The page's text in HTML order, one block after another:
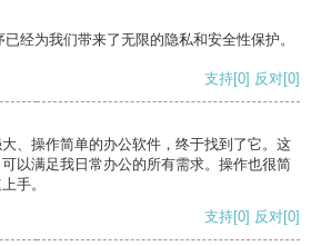
经为我们带来了无限的隐私和安全性保护。
支持[0] 反对[0]
、操作简单的办公软件，终于找到了它。这
以满足我日常办公的所有需求。操作也很简
手。
支持[0] 反对[0]